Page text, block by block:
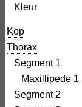
Kleur
Kop
Thorax
Segment 1
Maxillipede 1
Segment 2